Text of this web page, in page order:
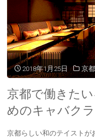
た
い
キ
ャ
2018年1月25日 京
京都で働きた
めのキャバクラ
京都らしい和のテイストが